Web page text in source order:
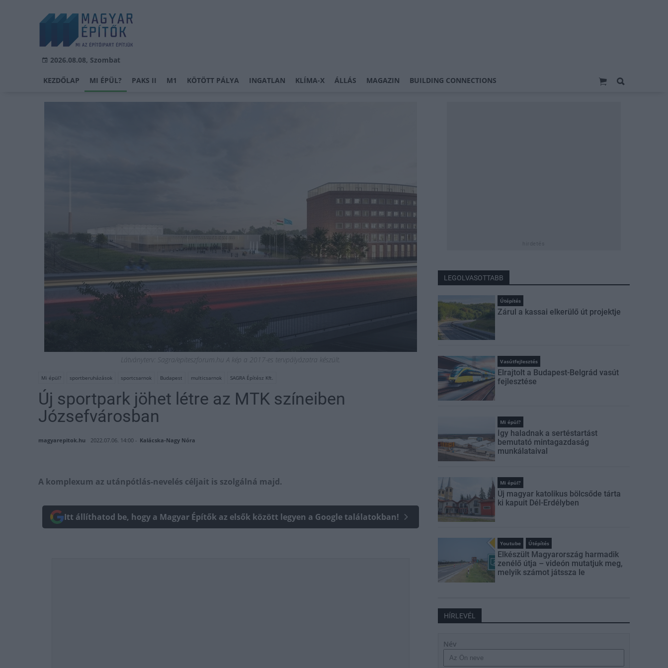
2026.08.08, Szombat
KEZDŐLAP MI ÉPÜL? PAKS II M1 KÖTÖTT PÁLYA INGATLAN KLÍMA-X ÁLLÁS MAGAZIN BUILDING CONNECTIONS
Látványterv: Sagra/epiteszforum.hu A kép a 2017-es tervpályázatra készült.
Mi épül? sportberuházások sportcsarnok Budapest multicsarnok SAGRA Építész Kft.
Új sportpark jöhet létre az MTK színeiben
Józsefvárosban
magyarepitok.hu 2022.07.06. 14:00 - Kalácska-Nagy Nóra
A komplexum az utánpótlás-nevelés céljait is szolgálná majd.
Itt állíthatod be, hogy a Magyar Építők az elsők között legyen a Google találatokban!
LEGOLVASOTTABB
Útépítés
Zárul a kassai elkerülő út projektje
Vasútfejlesztés
Elrajtolt a Budapest-Belgrád vasút
fejlesztése
Mi épül?
Így haladnak a sertéstartást
bemutató mintagazdaság
munkálataival
Mi épül?
Új magyar katolikus bölcsőde tárta
ki kapuit Dél-Erdélyben
Youtube Útépítés
Elkészült Magyarország harmadik
zenélő útja – videón mutatjuk meg,
melyik számot játssza le
HÍRLEVÉL
Név